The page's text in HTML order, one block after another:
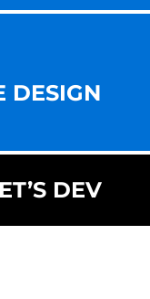
DESIGN
DEV